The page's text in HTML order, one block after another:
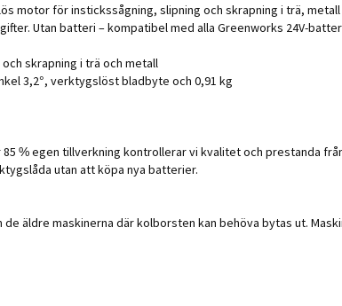
motor för instickssågning, slipning och skrapning i trä, metall
Utan batteri – kompatibel med alla Greenworks 24V-
skrapning i trä och metall
3,2°, verktygslöst bladbyte och 0,91 kg
% egen tillverkning kontrollerar vi kvalitet och prestanda
utan att köpa nya batterier.
äldre maskinerna där kolborsten kan behöva bytas ut.